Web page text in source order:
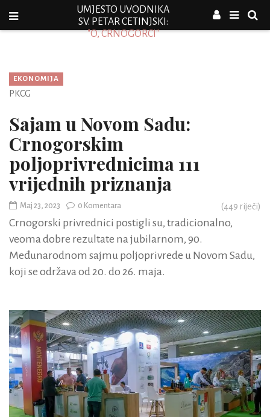
UMJESTO UVODNIKA
SV. PETAR CETINJSKI:
"O, CRNOGORCI"
EKONOMIJA
PKCG
Sajam u Novom Sadu:
Crnogorskim
poljoprivrednicima 111
vrijednih priznanja
Maj 23, 2023 0 Komentara (449 riječi)
Crnogorski privrednici postigli su, tradicionalno,
veoma dobre rezultate na jubilarnom, 90.
Međunarodnom sajmu poljoprivrede u Novom Sadu,
koji se održava od 20. do 26. maja.